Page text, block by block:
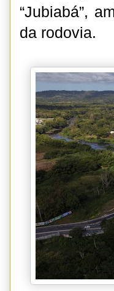
“Jubiabá”,
da rodovia.